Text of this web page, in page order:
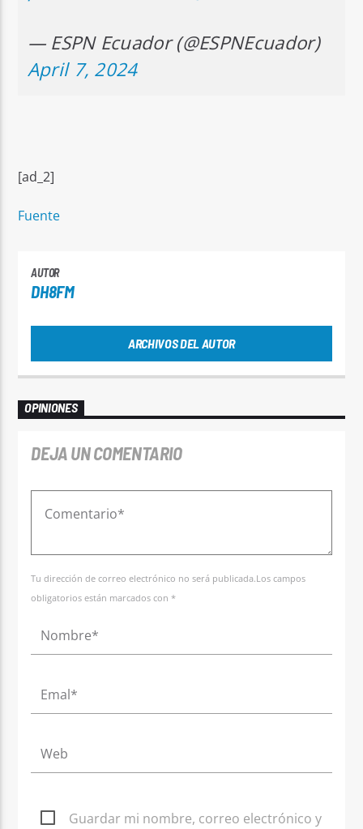
— ESPN Ecuador (@ESPNEcuador)
April 7, 2024
[ad_2]
Fuente
AUTOR
DH8FM
ARCHIVOS DEL AUTOR
OPINIONES
DEJA UN COMENTARIO
Tu dirección de correo electrónico no será publicada.Los campos
obligatorios están marcados con *
Guardar mi nombre, correo electrónico y